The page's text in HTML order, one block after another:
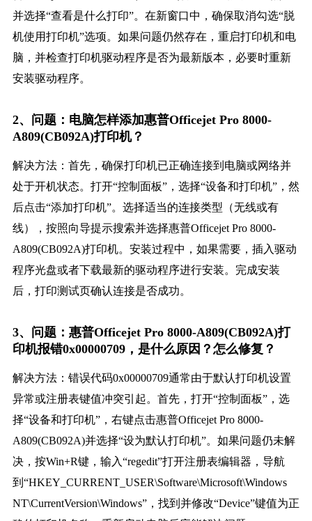
并选择“查看是什么打印”。在新窗口中，确保取消勾选“脱
机使用打印机”选项。如果问题仍然存在，重启打印机和电
脑，并检查打印机驱动程序是否为最新版本，必要时重新
安装驱动程序。
2、问题：电脑怎样添加惠普Officejet Pro 8000-
A809(CB092A)打印机？
解决方法：首先，确保打印机已正确连接到电脑或网络并
处于开机状态。打开“控制面板”，选择“设备和打印机”，然
后点击“添加打印机”。选择适当的连接类型（无线或有
线），按照向导提示搜索并选择惠普Officejet Pro 8000-
A809(CB092A)打印机。安装过程中，如果需要，插入驱动
程序光盘或者下载最新的驱动程序进行安装。完成安装
后，打印测试页确认连接是否成功。
3、问题：惠普Officejet Pro 8000-A809(CB092A)打
印机报错0x00000709，是什么原因？怎么修复？
解决方法：错误代码0x00000709通常由于默认打印机设置
异常或注册表键值冲突引起。首先，打开“控制面板”，选
择“设备和打印机”，右键点击惠普Officejet Pro 8000-
A809(CB092A)并选择“设为默认打印机”。如果问题仍未解
决，按Win+R键，输入“regedit”打开注册表编辑器，导航
到“HKEY_CURRENT_USER\Software\Microsoft\Windows
NT\CurrentVersion\Windows”，找到并修改“Device”键值为正